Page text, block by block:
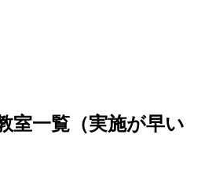
室一覧（実施が早い